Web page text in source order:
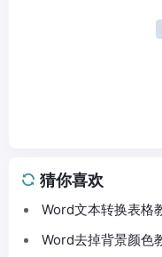
猜你喜欢
Word文本转换表格
Word去掉背景颜色